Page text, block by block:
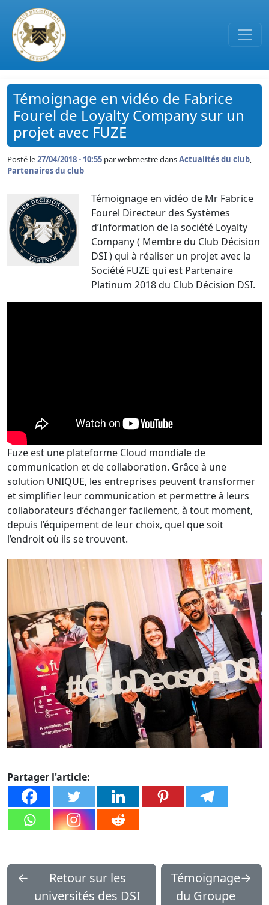
Passer au contenu principal
Témoignage en vidéo de Fabrice
Fourel de Loyalty Company sur un
projet avec FUZE
Posté le27/04/2018 - 10:55 parwebmestre dansActualités du club,
Partenaires du club
Témoignage en vidéo de Mr Fabrice
Fourel Directeur des Systèmes
d’Information de la société Loyalty
Company ( Membre du Club Décision
DSI ) qui à réaliser un projet avec la
Société FUZE qui est Partenaire
Platinum 2018 du Club Décision DSI.
Fuze est une plateforme Cloud mondiale de
communication et de collaboration. Grâce à une
solution UNIQUE, les entreprises peuvent transformer
et simplifier leur communication et permettre à leurs
collaborateurs d’échanger facilement, à tout moment,
depuis l’équipement de leur choix, quel que soit
l’endroit où ils se trouvent.
Partager l'article:
←
Retour sur les
universités des DSI
Témoignage
du Groupe
→